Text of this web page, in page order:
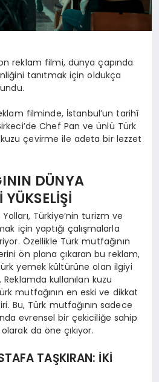
reklam filmi, dünya çapında
tanıtmak için oldukça
filminde, İstanbul’un tarihî
Chef Pan ve ünlü Türk
çevirme ile adeta bir lezzet
DÜNYA
Türkiye’nin turizm ve
için yaptığı çalışmalarla
Özellikle Türk mutfağının
ön plana çıkaran bu reklam,
yemek kültürüne olan ilgiyi
kullanılan kuzu
mutfağının en eski ve dikkat
Bu, Türk mutfağının sadece
evrensel bir çekiciliğe sahip
da öne çıkıyor.
TAŞKIRAN: İKİ